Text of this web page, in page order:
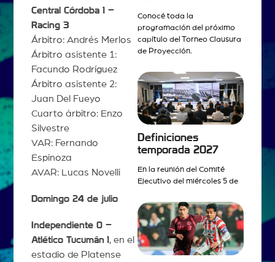
Central Córdoba 1 –
Racing 3
Árbitro: Andrés Merlos
Árbitro asistente 1:
Facundo Rodríguez
Árbitro asistente 2:
Juan Del Fueyo
Cuarto árbitro: Enzo
Silvestre
VAR: Fernando
Espinoza
AVAR: Lucas Novelli
Domingo 24 de julio
Independiente 0 –
Atlético Tucumán 1, en el
estadio de Platense
Conocé toda la
programación del próximo
capítulo del Torneo Clausura
de Proyección.
Definiciones
temporada 2027
En la reunión del Comité
Ejecutivo del miércoles 5 de